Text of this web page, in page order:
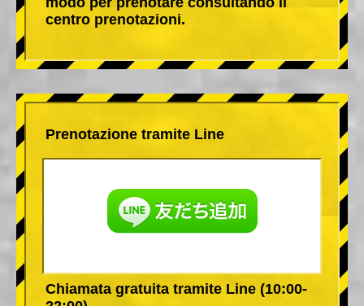
centro prenotazioni.
Prenotazione tramite Line
Chiamata gratuita tramite Line (10:00-